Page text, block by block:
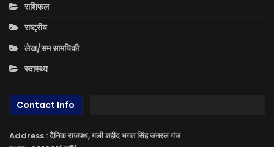
राशिफल
राष्ट्रीय
लेख/सम सामयिकी
स्वास्थ्य
Contact Info
Address : दैनिक राजपथ, गली शहीद भगत सिंह जनरल गंज